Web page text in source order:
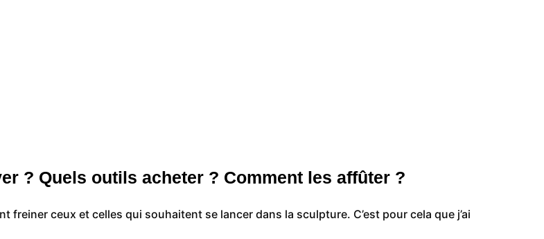
? Quels outils acheter ? Comment les affûter ?
ceux et celles qui souhaitent se lancer dans la sculpture. C’est pour cela que j’ai